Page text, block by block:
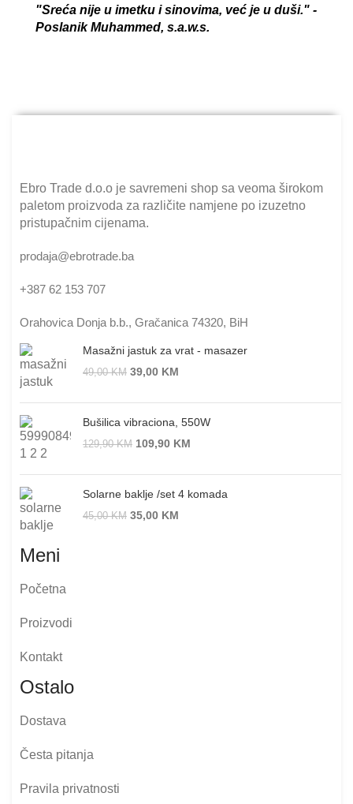
"Sreća nije u imetku i sinovima, već je u duši." -
Poslanik Muhammed, s.a.w.s.
Ebro Trade d.o.o je savremeni shop sa veoma širokom
paletom proizvoda za različite namjene po izuzetno
pristupačnim cijenama.
prodaja@ebrotrade.ba
+387 62 153 707
Orahovica Donja b.b., Gračanica 74320, BiH
Masažni jastuk za vrat - masazer
49,00KM 39,00 KM
Bušilica vibraciona, 550W
129,90KM 109,90 KM
Solarne baklje /set 4 komada
45,00KM 35,00 KM
Meni
Početna
Proizvodi
Kontakt
Ostalo
Dostava
Česta pitanja
Pravila privatnosti